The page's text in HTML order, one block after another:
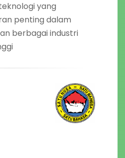
yang
penting dalam
berbagai industri